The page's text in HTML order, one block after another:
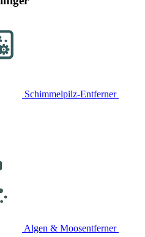
Schimmelpilz-Entferner
Algen & Moosentferner